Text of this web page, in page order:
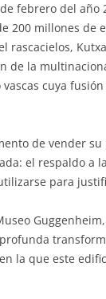
febrero del
200 millones de
rascacielos,
de la
cuya
de vender
el respaldo a
para
la que este